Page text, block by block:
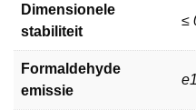
Dimensionele
stabiliteit
≤
Formaldehyde
emissie
e1